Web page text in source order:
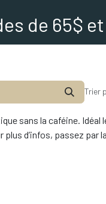
de 65$
Trier
sans la caféine. Idéal
plus d’infos, passez par la